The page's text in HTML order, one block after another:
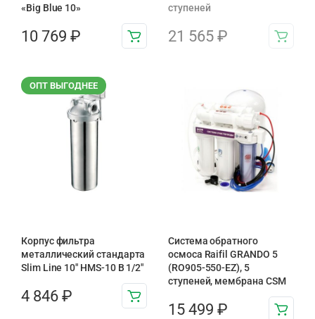
«Big Blue 10»
10 769 ₽
ступеней
21 565 ₽
ОПТ ВЫГОДНЕЕ
Корпус фильтра
металлический стандарта
Slim Line 10″ HMS-10 B 1/2″
4 846 ₽
Система обратного
осмоса Raifil GRANDO 5
(RO905-550-EZ), 5
ступеней, мембрана CSM
15 499 ₽